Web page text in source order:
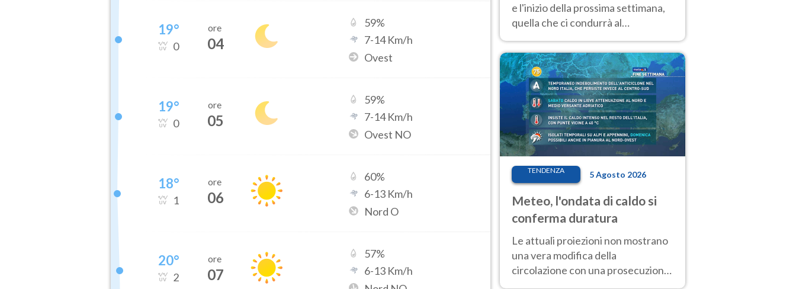
19°
0
ore
04
59%
7-14Km/h
Ovest
19°
0
ore
05
59%
7-14Km/h
Ovest NO
18°
1
ore
06
60%
6-13 Km/h
Nord O
20°
2
ore
07
57%
6-13 Km/h
e l'inizio della prossima settimana,
quella che ci condurrà al
temperature molto elevate
TENDENZA 5 Agosto 2026
Meteo, l'ondata di caldo si
conferma duratura
Le attuali proiezioni non mostrano
una vera modifica della
circolazione con una prosecuzione
del caldo fuori scala per molti